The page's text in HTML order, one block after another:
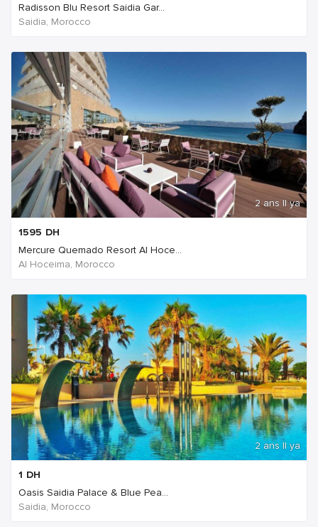
Radisson Blu Resort Saidia Gar...
Saidia, Morocco
2 ans Il ya
1595 DH
Mercure Quemado Resort Al Hoce...
Al Hoceima, Morocco
2 ans Il ya
1 DH
Oasis Saidia Palace & Blue Pea...
Saidia, Morocco